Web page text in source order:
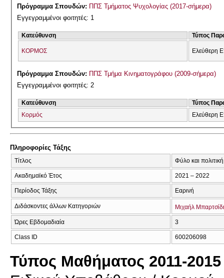
Πρόγραμμα Σπουδών: ΠΠΣ Τμήματος Ψυχολογίας (2017-σήμερα)
Εγγεγραμμένοι φοιτητές: 1
Κατεύθυνση Τύπος
ΚΟΡΜΟΣ Ελεύθερη
Πρόγραμμα Σπουδών: ΠΠΣ Τμήμα Κινηματογράφου (2009-σήμερα)
Εγγεγραμμένοι φοιτητές: 2
Κατεύθυνση
Τύπος
Κορμός
Ελεύθερη
Πληροφορίες Τάξης
Τίτλος Φύλο και πολιτική
Ακαδημαϊκό Έτος 2021 – 2022
Περίοδος Τάξης Εαρινή
Διδάσκοντες άλλων Κατηγοριών Μιχαήλ
Ώρες Εβδομαδιαία 3
Class ID 600206098
Τύπος Μαθήματος 2011-2015